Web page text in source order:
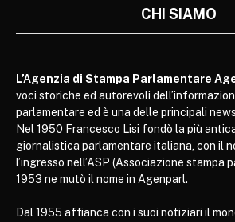
CHI SIAMO
L’Agenzia di Stampa Parlamentare
voci storiche ed autorevoli
parlamentare ed è una delle principali
Nel 1950 Francesco Lisi fondò la più
giornalistica parlamentare italiana, con il
l’ingresso nell’ASP (Associazione stampa
1953 ne mutò il nome in Agenparl.
Dal 1955 affianca con i suoi notiziari il